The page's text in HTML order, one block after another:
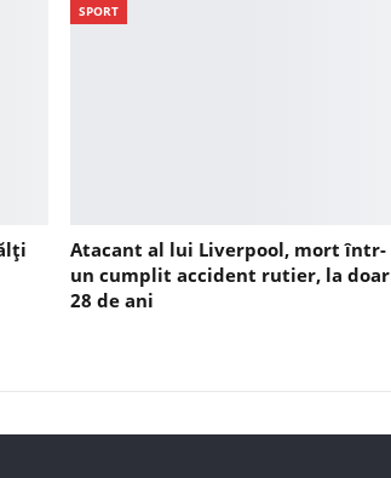
SPORT
Atacant al lui Liverpool, mort într-
un cumplit accident rutier, la doar
28 de ani